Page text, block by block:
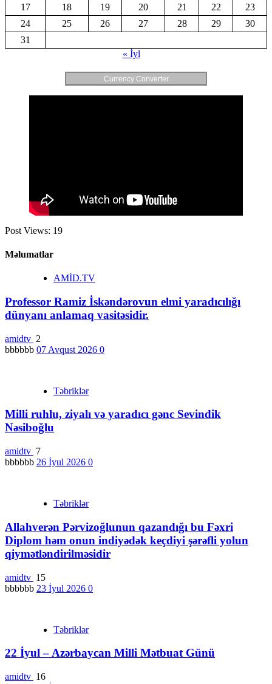
17
18 19 20 21 22
23
24
25 26 27 28 29
30
31
« İyl
Currency Converter
Post Views: 19
Məlumatlar
AMİD.TV
Professor Ramiz İskəndərovun elmi yaradıcılığı
dünyanı anlamaq vasitəsidir.
amidtv 2
bbbbbb 07 Avqust 2026 0
Təbriklər
Milli ruhlu, ziyalı və yaradıcı gənc Sevindik
Nəsiboğlu
amidtv 7
bbbbbb 26 İyul 2026 0
Təbriklər
Allahverən Pərvizoğlunun qazandığı bu Fəxri
Diplom həm onun indiyədək keçdiyi şərəfli yolun
qiymətləndirilməsidir
amidtv 15
bbbbbb 23 İyul 2026 0
Təbriklər
22 İyul – Azərbaycan Milli Mətbuat Günü
amidtv 16